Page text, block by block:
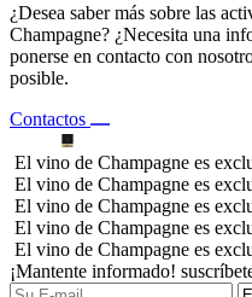
¿Desea saber más sobre las
Champagne? ¿Necesita una
ponerse en contacto con
posible.
Contactos
El vino de Champagne es
El vino de Champagne es
El vino de Champagne es
El vino de Champagne es
El vino de Champagne es
¡Mantente informado!